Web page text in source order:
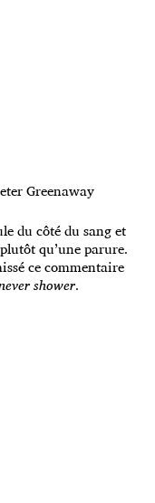
Greenaway
du côté du sang et
qu’une parure.
ce commentaire
shower.